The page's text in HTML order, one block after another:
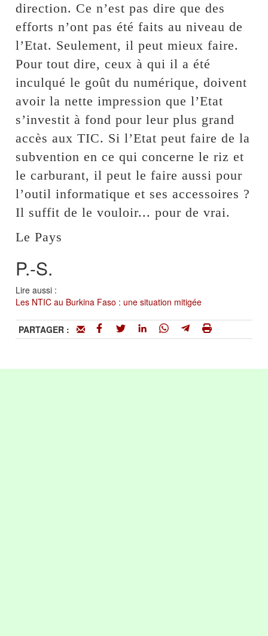
direction. Ce n’est pas dire que des
efforts n’ont pas été faits au niveau de
l’Etat. Seulement, il peut mieux faire.
Pour tout dire, ceux à qui il a été
inculqué le goût du numérique, doivent
avoir la nette impression que l’Etat
s’investit à fond pour leur plus grand
accès aux TIC. Si l’Etat peut faire de la
subvention en ce qui concerne le riz et
le carburant, il peut le faire aussi pour
l’outil informatique et ses accessoires ?
Il suffit de le vouloir... pour de vrai.
Le Pays
P.-S.
Lire aussi :
Les NTIC au Burkina Faso : une situation mitigée
PARTAGER :